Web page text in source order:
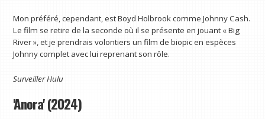
Mon préféré, cependant, est Boyd Holbrook comme Johnny Cash.
Le film se retire de la seconde où il se présente en jouant « Big
River », et je prendrais volontiers un film de biopic en espèces
Johnny complet avec lui reprenant son rôle.
SurveillerHulu
'Anora' (2024)